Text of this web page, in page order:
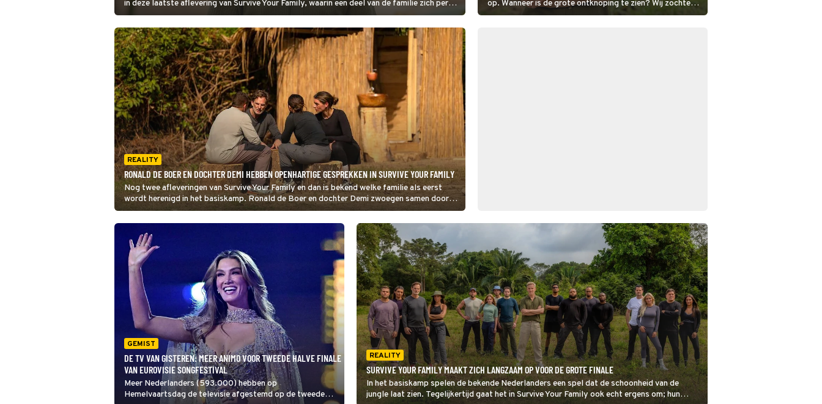
in deze laatste aflevering van Survive Your Family, waarin een deel van de familie zich per
kano en quad en te voet door de Colombiaanse jungle worstelt.
op. Wanneer is de grote ontknoping te zien? Wij zochten
het voor je uit!
REALITY
RONALD DE BOER EN DOCHTER DEMI HEBBEN OPENHARTIGE GESPREKKEN IN SURVIVE YOUR FAMILY
Nog twee afleveringen van Survive Your Family en dan is bekend welke familie als eerst
wordt herenigd in het basiskamp. Ronald de Boer en dochter Demi zwoegen samen door
de jungle en gebruiken de tijd om openhartig met elkaar te spreken.
GEMIST
DE TV VAN GISTEREN: MEER ANIMO VOOR TWEEDE HALVE FINALE
VAN EUROVISIE SONGFESTIVAL
Meer Nederlanders (593.000) hebben op
Hemelvaartsdag de televisie afgestemd op de tweede
REALITY
SURVIVE YOUR FAMILY MAAKT ZICH LANGZAAM OP VOOR DE GROTE FINALE
In het basiskamp spelen de bekende Nederlanders een spel dat de schoonheid van de
jungle laat zien. Tegelijkertijd gaat het in Survive Your Family ook echt ergens om; hun